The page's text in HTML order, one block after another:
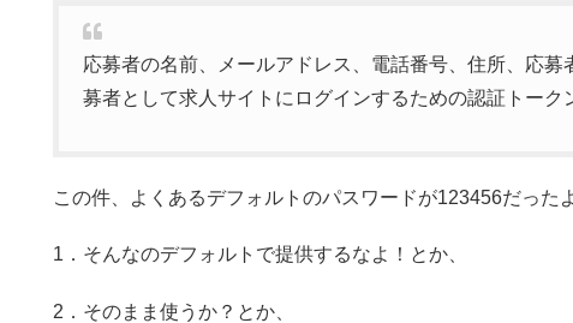
応募者の名前、メールアドレス、電話番号、住所、応
募者として求人サイトにログインするための認証トーク
この件、よくあるデフォルトのパスワードが123456だった
1．そんなのデフォルトで提供するなよ！とか、
2．そのまま使うか？とか、